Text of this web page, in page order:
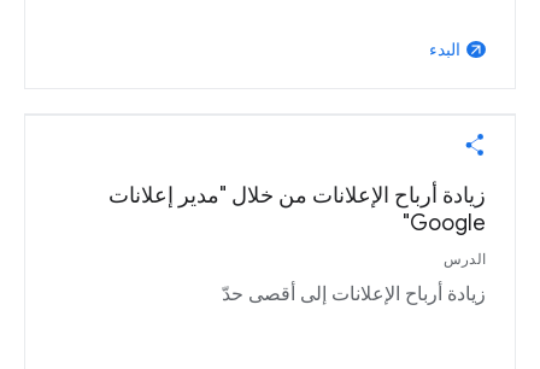
arrow_outward البدء
زيادة أرباح الإعلانات من خلال "مدير إعلانات
Google"
الدرس
زيادة أرباح الإعلانات إلى أقصى حدّ